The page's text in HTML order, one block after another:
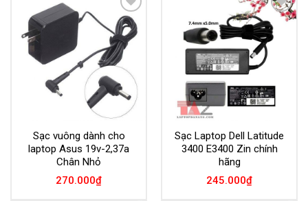
Add to
Wishlist
Sạc vuông dành cho
laptop Asus 19v-2,37a
Chân Nhỏ
270.000₫
Add to
Wishlist
Sạc Laptop Dell Latitude
3400 E3400 Zin chính
hãng
245.000₫